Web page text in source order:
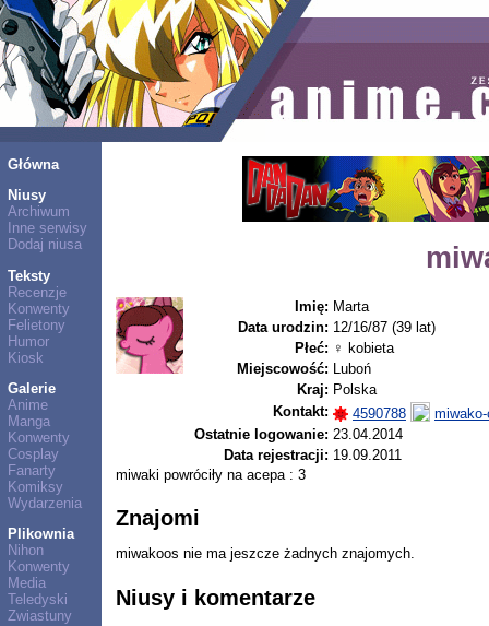
Główna
Niusy
Archiwum
Inne serwisy
Dodaj niusa
Teksty
Recenzje
Konwenty
Felietony
Humor
Kiosk
Galerie
Anime
Manga
Konwenty
Cosplay
Fanarty
Komiksy
Wydarzenia
Plikownia
Nihon
Konwenty
Media
Teledyski
Zwiastuny
Imię: Marta
Data urodzin: 12/16/87 (39 lat)
Płeć: ♀ kobieta
Miejscowość: Luboń
Kraj: Polska
Kontakt:
4590788
Ostatnie logowanie: 23.04.2014
Data rejestracji: 19.09.2011
miwaki powróciły na acepa : 3
Znajomi
miwakoos nie ma jeszcze żadnych znajomych.
Niusy i komentarze